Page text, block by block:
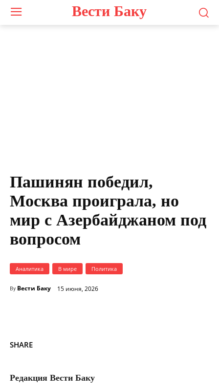
Вести Баку
Пашинян победил,
Москва проиграла, но
мир с Азербайджаном под
вопросом
Аналитика В мире Политика
By Вести Баку 15 июня, 2026
SHARE
Редакция Вести Баку